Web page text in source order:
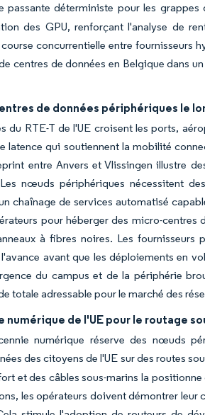
passante déterministe pour les grappes
des GPU, renforçant l'analyse de
concurrentielle entre fournisseurs
centres de données en Belgique dans
de données périphériques le
du RTE-T de l'UE croisent les ports,
latence qui soutiennent la mobilité
entre Anvers et Vlissingen illustre
nœuds périphériques nécessitent
chaînage de services automatisé
pour héberger des micro-
à fibres noires. Les
avant que les déploiements en
du campus et de la périphérie
totale adressable pour le marché des
numérique de l'UE pour le routage
numérique réserve des nœuds
des citoyens de l'UE sur des routes
et des câbles sous-marins la
les opérateurs doivent démontrer